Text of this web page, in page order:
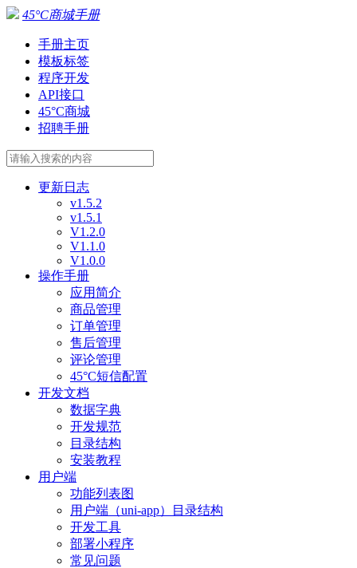
45°C商城手册
手册主页
模板标签
程序开发
API接口
45°C商城
招聘手册
更新日志
v1.5.2
v1.5.1
V1.2.0
V1.1.0
V1.0.0
操作手册
应用简介
商品管理
订单管理
售后管理
评论管理
45°C短信配置
开发文档
数据字典
开发规范
目录结构
安装教程
用户端
功能列表图
用户端（uni-app）目录结构
开发工具
部署小程序
常见问题